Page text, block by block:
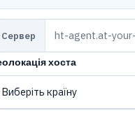
Сервер
хоста